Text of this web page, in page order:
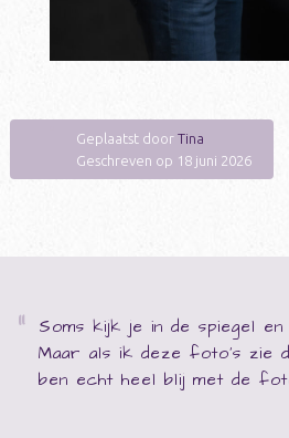
Geplaatst door Tina
Geschreven op 18 juni 2026
Soms kijk je in de spiegel en
Maar als ik deze foto's zie
ben echt heel blij met de